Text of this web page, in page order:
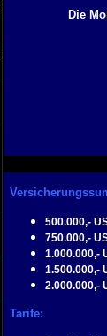
Die
500.000,-
750.000,-
1.000.000,-
1.500.000,-
2.000.000,-
Tarife: